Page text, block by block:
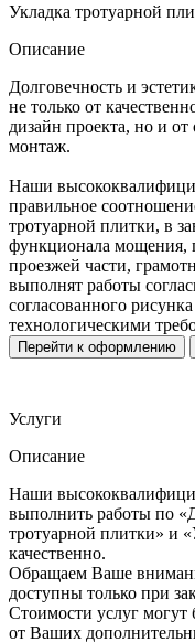
Укладка тротуарной
Описание
Долговечность и
не только от
дизайн проекта, но и
монтаж.
Наши
правильное
тротуарной плитки, в
функционала мощения,
проезжей части,
выполнят работы
согласованного
технологическими
Перейти к оформлению
Услуги
Описание
Наши
выполнить работы по
тротуарной плитки» и
качественно.
Обращаем Ваше
доступны только при
Стоимости услуг могут
от Ваших